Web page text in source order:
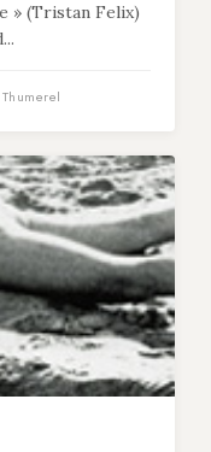
» (Tristan Felix)